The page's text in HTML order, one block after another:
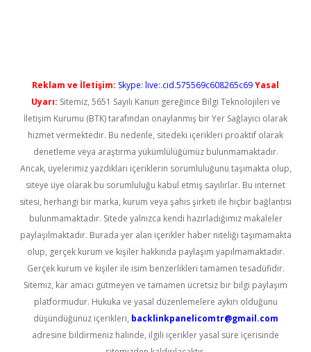
Reklam ve İletişim: Skype: live:.cid.575569c608265c69Yasal
Uyarı: Sitemiz, 5651 Sayılı Kanun gereğince Bilgi Teknolojileri ve
İletişim Kurumu (BTK) tarafından onaylanmış bir Yer Sağlayıcı olarak
hizmet vermektedir. Bu nedenle, sitedeki içerikleri proaktif olarak
denetleme veya araştırma yükümlülüğümüz bulunmamaktadır.
Ancak, üyelerimiz yazdıkları içeriklerin sorumluluğunu taşımakta olup,
siteye üye olarak bu sorumluluğu kabul etmiş sayılırlar. Bu internet
sitesi, herhangi bir marka, kurum veya şahıs şirketi ile hiçbir bağlantısı
bulunmamaktadır. Sitede yalnızca kendi hazırladığımız makaleler
paylaşılmaktadır. Burada yer alan içerikler haber niteliği taşımamakta
olup, gerçek kurum ve kişiler hakkında paylaşım yapılmamaktadır.
Gerçek kurum ve kişiler ile isim benzerlikleri tamamen tesadüfidir.
Sitemiz, kar amacı gütmeyen ve tamamen ücretsiz bir bilgi paylaşım
platformudur. Hukuka ve yasal düzenlemelere aykırı olduğunu
düşündüğünüz içerikleri, backlinkpanelicomtr@gmail.com
adresine bildirmeniz halinde, ilgili içerikler yasal süre içerisinde